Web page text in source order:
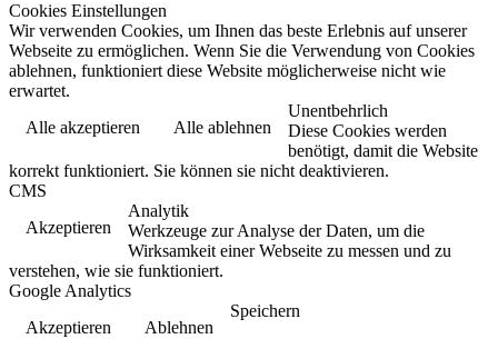
Cookies Einstellungen
Wir verwenden Cookies, um Ihnen das beste Erlebnis auf unserer
Webseite zu ermöglichen. Wenn Sie die Verwendung von Cookies
ablehnen, funktioniert diese Website möglicherweise nicht wie
erwartet.
Alle akzeptieren
Alle ablehnen
Unentbehrlich
Diese Cookies werden
benötigt, damit die Website
korrekt funktioniert. Sie können sie nicht deaktivieren.
CMS
Akzeptieren
Analytik
Werkzeuge zur Analyse der Daten, um die
Wirksamkeit einer Webseite zu messen und zu
verstehen, wie sie funktioniert.
Google Analytics
Akzeptieren
Ablehnen
Speichern